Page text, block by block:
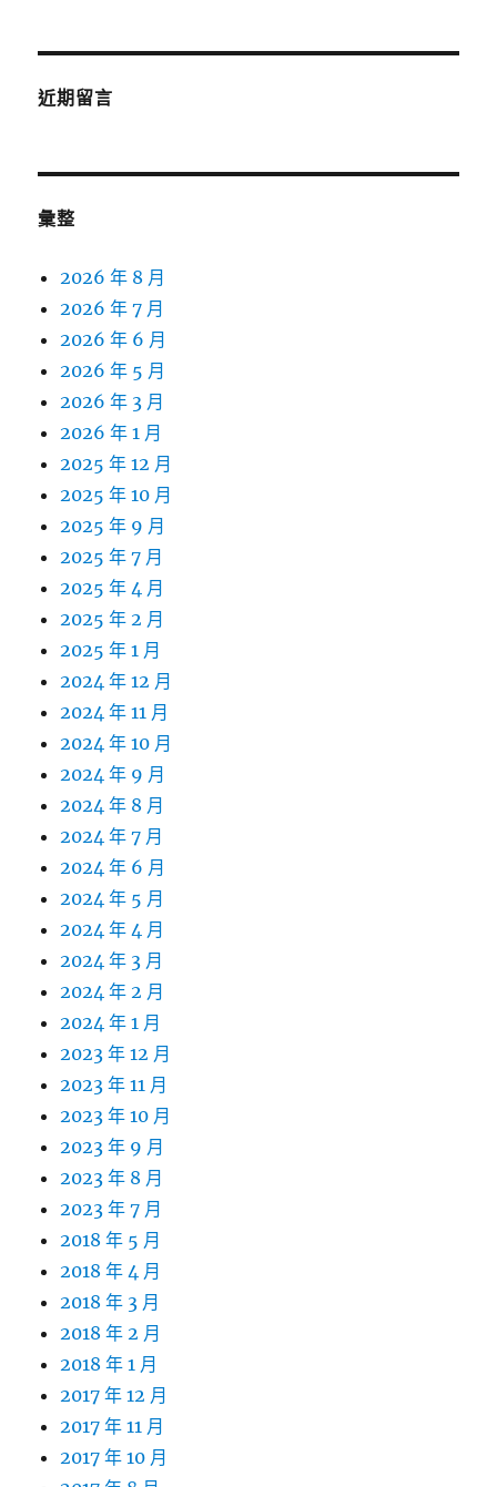
近期留言
彙整
2026 年 8 月
2026 年 7 月
2026 年 6 月
2026 年 5 月
2026 年 3 月
2026 年 1 月
2025 年 12 月
2025 年 10 月
2025 年 9 月
2025 年 7 月
2025 年 4 月
2025 年 2 月
2025 年 1 月
2024 年 12 月
2024 年 11 月
2024 年 10 月
2024 年 9 月
2024 年 8 月
2024 年 7 月
2024 年 6 月
2024 年 5 月
2024 年 4 月
2024 年 3 月
2024 年 2 月
2024 年 1 月
2023 年 12 月
2023 年 11 月
2023 年 10 月
2023 年 9 月
2023 年 8 月
2023 年 7 月
2018 年 5 月
2018 年 4 月
2018 年 3 月
2018 年 2 月
2018 年 1 月
2017 年 12 月
2017 年 11 月
2017 年 10 月